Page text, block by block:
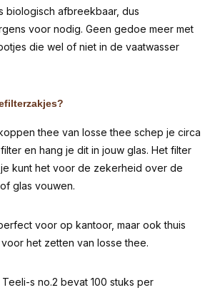
biologisch afbreekbaar, dus
voor nodig. Geen gedoe meer met
die wel of niet in de vaatwasser
thee van losse thee schep je circa
en hang je dit in jouw glas. Het filter
kunt het voor de zekerheid over de
glas vouwen.
voor op kantoor, maar ook thuis
het zetten van losse thee.
s no.2 bevat 100 stuks per